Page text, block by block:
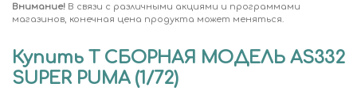
Внимание! В связи с различными акциями и программами
магазинов, конечная цена продукта может меняться.
Купить Т СБОРНАЯ МОДЕЛЬ AS332
SUPER PUMA (1/72)